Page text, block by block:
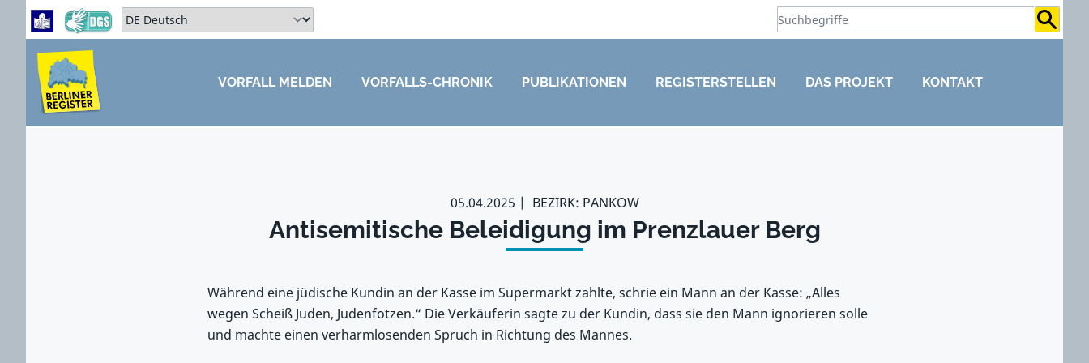
Zum Hauptbereich springen
Zum Hauptmenü springen
Sprache auswählen:
ZUM HAUPTBEREICH SPRINGEN
VORFALL MELDEN VORFALLS-CHRONIK PUBLIKATIONEN REGISTERSTELLEN DAS PROJEKT KONTAKT
05.04.2025 BEZIRK: PANKOW
Antisemitische Beleidigung im Prenzlauer Berg
Während eine jüdische Kundin an der Kasse im Supermarkt zahlte, schrie ein Mann an der Kasse: „Alles
wegen Scheiß Juden, Judenfotzen.“ Die Verkäuferin sagte zu der Kundin, dass sie den Mann ignorieren solle
und machte einen verharmlosenden Spruch in Richtung des Mannes.